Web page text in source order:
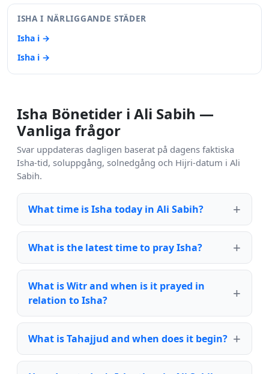
ISHA I NÄRLIGGANDE STÄDER
Isha i →
Isha i →
Isha Bönetider i Ali Sabih —
Vanliga frågor
Svar uppdateras dagligen baserat på dagens faktiska
Isha-tid, soluppgång, solnedgång och Hijri-datum i Ali
Sabih.
What time is Isha today in Ali Sabih?
What is the latest time to pray Isha?
What is Witr and when is it prayed in
relation to Isha?
What is Tahajjud and when does it begin?